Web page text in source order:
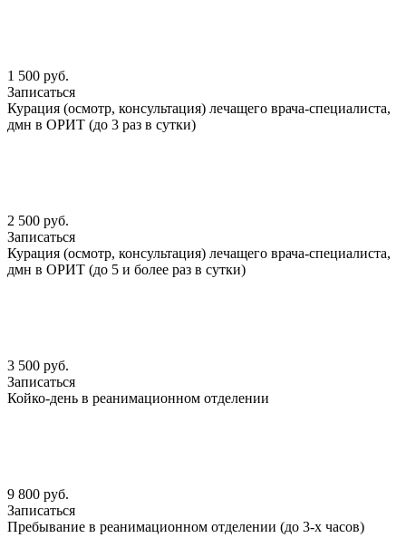
1 500 руб.
Записаться
Курация (осмотр, консультация) лечащего врача-специалиста,
дмн в ОРИТ (до 3 раз в сутки)
2 500 руб.
Записаться
Курация (осмотр, консультация) лечащего врача-специалиста,
дмн в ОРИТ (до 5 и более раз в сутки)
3 500 руб.
Записаться
Койко-день в реанимационном отделении
9 800 руб.
Записаться
Пребывание в реанимационном отделении (до 3-х часов)